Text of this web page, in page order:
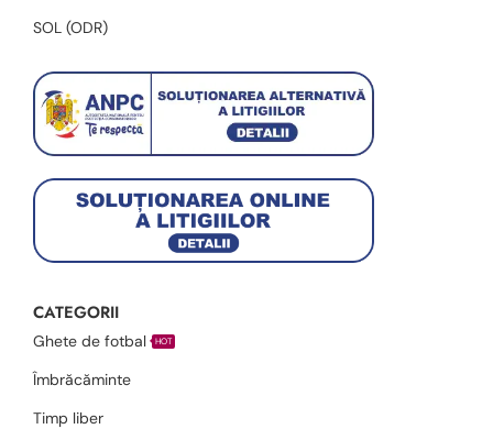
SOL (ODR)
CATEGORII
Ghete de fotbal HOT
Îmbrăcăminte
Timp liber